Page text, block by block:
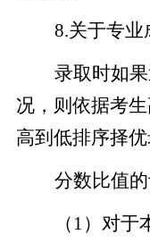
8.关于专业
录取时如
况，则依据考
高到低排序择优
分数比值
（1）对